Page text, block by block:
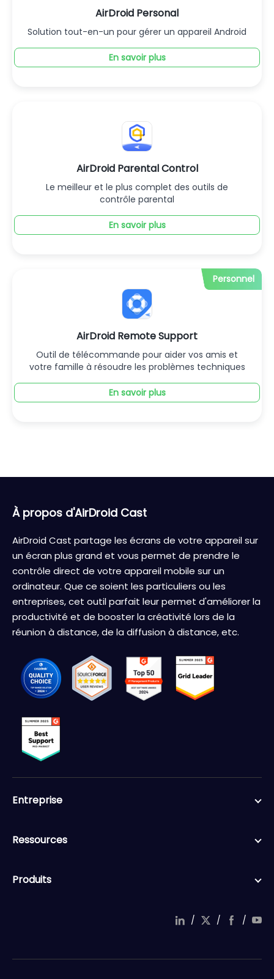
AirDroid Personal
Solution tout-en-un pour gérer un appareil Android
En savoir plus
AirDroid Parental Control
Le meilleur et le plus complet des outils de
contrôle parental
En savoir plus
Personnel
AirDroid Remote Support
Outil de télécommande pour aider vos amis et
votre famille à résoudre les problèmes techniques
En savoir plus
À propos d'AirDroid Cast
AirDroid Cast partage les écrans de votre appareil sur
un écran plus grand et vous permet de prendre le
contrôle direct de votre appareil mobile sur un
ordinateur. Que ce soient les particuliers ou les
entreprises, cet outil parfait leur permet d'améliorer la
productivité et de booster la créativité lors de la
réunion à distance, de la diffusion à distance, etc.
Entreprise
Ressources
Produits
/ / /